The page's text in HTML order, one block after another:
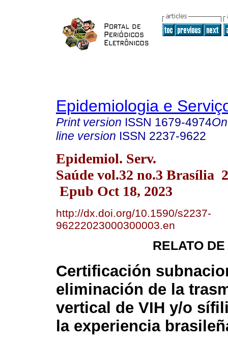
Epidemiologia e
Print version ISSN 1679-4974
line version ISSN 2237-9622
Epidemiol. Serv.
Saúde vol.32 no.3 Brasília
Epub Oct 18, 2023
http://dx.doi.org/10.1590/s2237-
96222023000300003.en
RELATO
Certificación
eliminación de la
vertical de VIH y/o
la experiencia